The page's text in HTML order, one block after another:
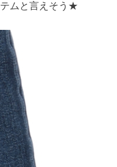
ムと言えそう★